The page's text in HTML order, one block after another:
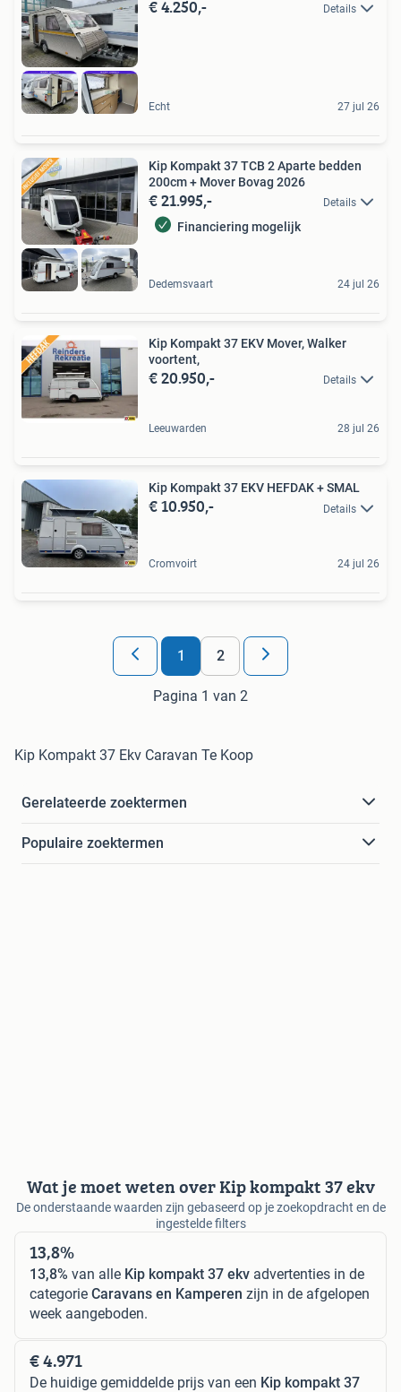
€ 4.250,- Details
Echt 27 jul 26
Kip Kompakt 37 TCB 2 Aparte bedden
200cm + Mover Bovag 2026
€ 21.995,- Details
Financiering mogelijk
Dedemsvaart 24 jul 26
Kip Kompakt 37 EKV Mover, Walker
voortent,
€ 20.950,- Details
Leeuwarden 28 jul 26
Kip Kompakt 37 EKV HEFDAK + SMAL
€ 10.950,- Details
Cromvoirt 24 jul 26
1 2
Pagina 1 van 2
Kip Kompakt 37 Ekv Caravan Te Koop
Gerelateerde zoektermen
Populaire zoektermen
Wat je moet weten over Kip kompakt 37 ekv
De onderstaande waarden zijn gebaseerd op je zoekopdracht en de
ingestelde filters
13,8%
13,8% van alle Kip kompakt 37 ekv advertenties in de
categorie Caravans en Kamperen zijn in de afgelopen
week aangeboden.
€ 4.971
De huidige gemiddelde prijs van een Kip kompakt 37